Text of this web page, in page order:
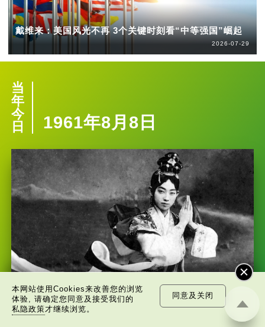
戴维来：美国风光不再 3个关键时刻看“中等强国”崛起
2026-07-29
当
年
今
日
1961年8月8日
京剧大师梅兰芳逝世
本网站使用Cookies来改善您的浏览
体验, 请确定您同意及接受我们的
私隐政策才继续浏览。
同意及关闭